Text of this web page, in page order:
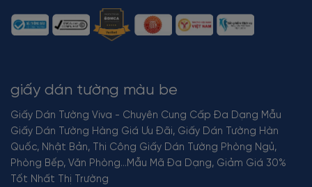
giấy dán tường màu be
Giấy Dán Tường Viva - Chuyên Cung Cấp Đa Dạng Mẫu
Giấy Dán Tường Hàng Giá Ưu Đãi, Giấy Dán Tường Hàn
Quốc, Nhật Bản, Thi Công Giấy Dán Tường Phòng Ngủ,
Phòng Bếp, Văn Phòng...Mẫu Mã Đa Dạng, Giảm Giá 30%
Tốt Nhất Thị Trường